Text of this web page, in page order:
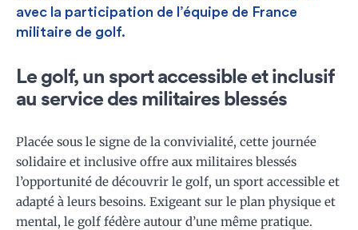
avec la participation de l’équipe de France
militaire de golf.
Le golf, un sport accessible et inclusif
au service des militaires blessés
Placée sous le signe de la convivialité, cette journée
solidaire et inclusive offre aux militaires blessés
l’opportunité de découvrir le golf, un sport accessible et
adapté à leurs besoins. Exigeant sur le plan physique et
mental, le golf fédère autour d’une même pratique.